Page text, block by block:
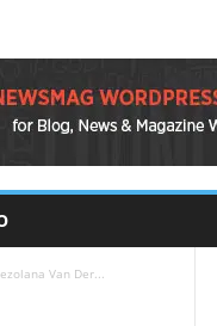
Van Der...